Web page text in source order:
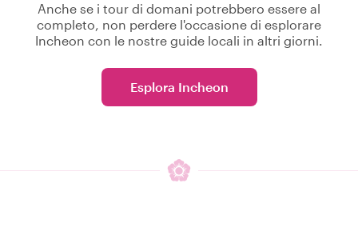
Anche se i tour di domani potrebbero essere al
completo, non perdere l'occasione di esplorare
Incheon con le nostre guide locali in altri giorni.
Esplora Incheon